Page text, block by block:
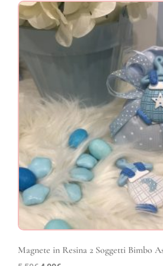
Magnete in Resina 2 Soggetti Bimbo